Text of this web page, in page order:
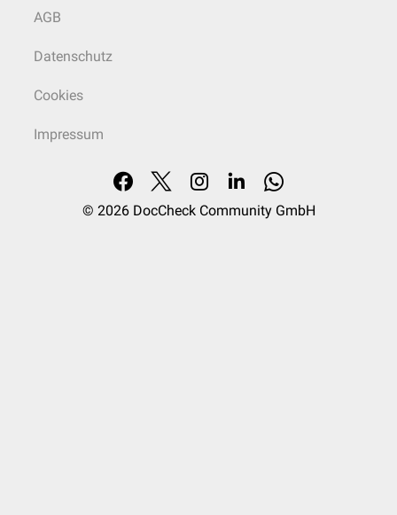
AGB
Datenschutz
Cookies
Impressum
© 2026 DocCheck Community GmbH